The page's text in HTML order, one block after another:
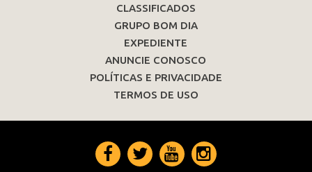
CLASSIFICADOS
GRUPO BOM DIA
EXPEDIENTE
ANUNCIE CONOSCO
POLÍTICAS E PRIVACIDADE
TERMOS DE USO